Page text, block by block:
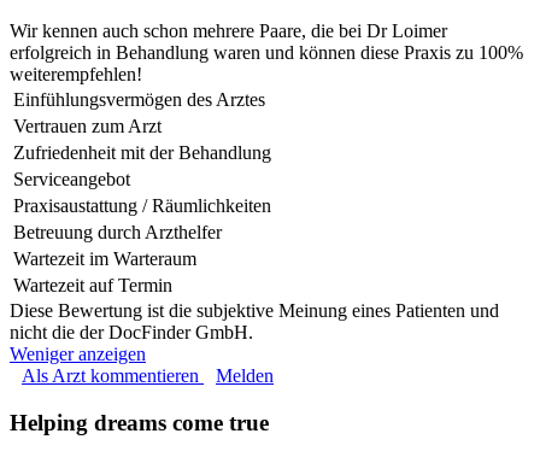
Wir kennen auch schon mehrere Paare, die bei Dr Loimer
erfolgreich in Behandlung waren und können diese Praxis zu 100%
weiterempfehlen!
Einfühlungsvermögen des Arztes
Vertrauen zum Arzt
Zufriedenheit mit der Behandlung
Serviceangebot
Praxisaustattung / Räumlichkeiten
Betreuung durch Arzthelfer
Wartezeit im Warteraum
Wartezeit auf Termin
Diese Bewertung ist die subjektive Meinung eines Patienten und
nicht die der DocFinder GmbH.
Weniger anzeigen
Als Arzt kommentieren
Melden
Helping dreams come true